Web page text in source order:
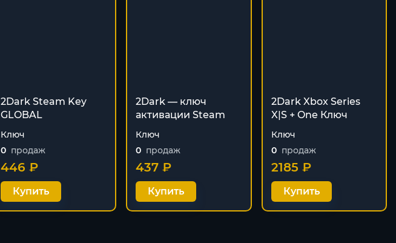
2Dark Steam Key
GLOBAL
Ключ
0 продаж
446 ₽
Купить
2Dark — ключ
активации Steam
Ключ
0 продаж
437 ₽
Купить
2Dark Xbox Series
X|S + One Ключ
Ключ
0 продаж
2185 ₽
Купить